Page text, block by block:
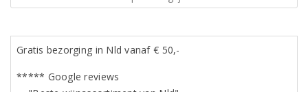
Gratis bezorging in Nld vanaf € 50,-
***** Google reviews